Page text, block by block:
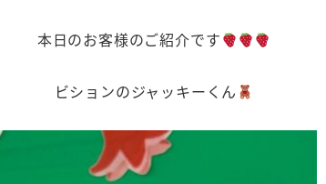
本日のお客様のご紹介です
ビションのジャッキーくん